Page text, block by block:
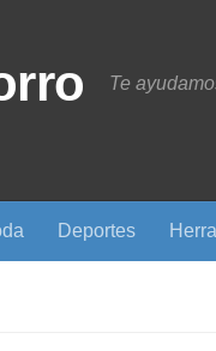
Te
Deportes